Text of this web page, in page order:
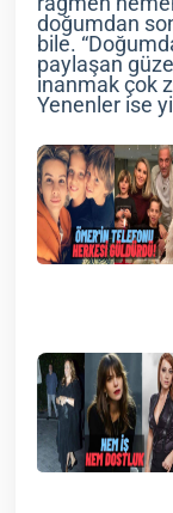
doğumdan
bile.
paylaşan
inanmak çok
Yenenler ise